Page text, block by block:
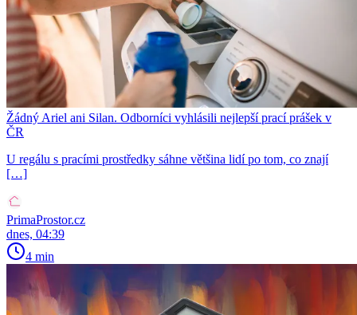
Žádný Ariel ani Silan. Odborníci vyhlásili nejlepší prací prášek v
ČR
U regálu s pracími prostředky sáhne většina lidí po tom, co znají
[…]
PrimaProstor.cz
dnes, 04:39
4 min